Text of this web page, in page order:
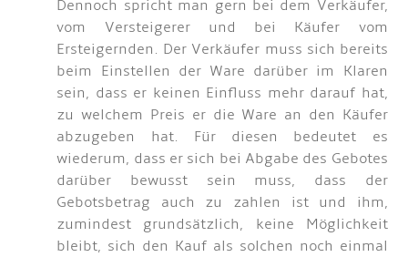
Dennoch spricht man gern bei dem Verkäufer,
vom Versteigerer und bei Käufer vom
Ersteigernden. Der Verkäufer muss sich bereits
beim Einstellen der Ware darüber im Klaren
sein, dass er keinen Einfluss mehr darauf hat,
zu welchem Preis er die Ware an den Käufer
abzugeben hat. Für diesen bedeutet es
wiederum, dass er sich bei Abgabe des Gebotes
darüber bewusst sein muss, dass der
Gebotsbetrag auch zu zahlen ist und ihm,
zumindest grundsätzlich, keine Möglichkeit
bleibt, sich den Kauf als solchen noch einmal